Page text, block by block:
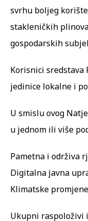
svrhu boljeg
stakleničkih
gospodarskih
Korisnici sredstava
jedinice lokalne i
U smislu ovog
u jednom ili više
Pametna i održiva
Digitalna javna
Klimatske
Ukupni raspoloživi